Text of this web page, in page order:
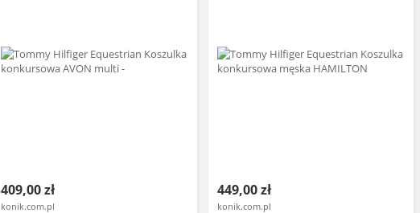
409,00 zł
konik.com.pl
449,00 zł
konik.com.pl